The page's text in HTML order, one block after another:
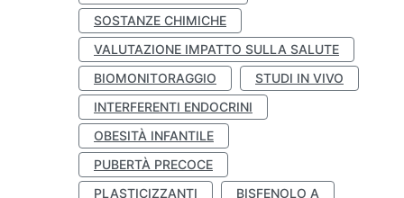
SOSTANZE CHIMICHE
VALUTAZIONE IMPATTO SULLA SALUTE
BIOMONITORAGGIO
STUDI IN VIVO
INTERFERENTI ENDOCRINI
OBESITÀ INFANTILE
PUBERTÀ PRECOCE
PLASTICIZZANTI
BISFENOLO A